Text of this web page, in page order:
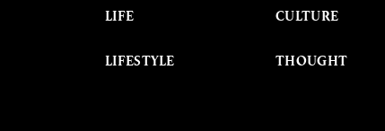
LIFE
LIFESTYLE
CULTURE
THOUGHT